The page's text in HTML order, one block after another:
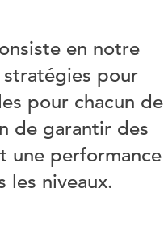
en notre
pour
pour chacun de
de garantir des
une performance
les niveaux.